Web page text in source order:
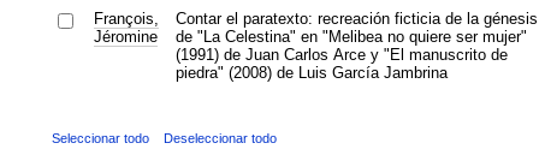
François,
Jéromine
Contar el paratexto: recreación ficticia de la génesis
de "La Celestina" en "Melibea no quiere ser mujer"
(1991) de Juan Carlos Arce y "El manuscrito de
piedra" (2008) de Luis García Jambrina
Seleccionar todo Deseleccionar todo